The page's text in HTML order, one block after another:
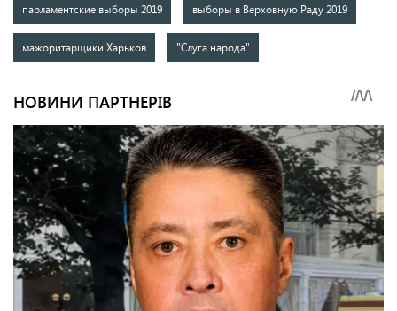
парламентские выборы 2019 выборы в Верховную Раду 2019
мажоритарщики Харьков "Слуга народа"